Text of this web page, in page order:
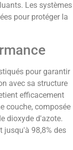
Les systèmes
pour protéger la
pour garantir
avec sa structure
efficacement
couche, composée
dioxyde d'azote.
jusqu'à 98,8% des